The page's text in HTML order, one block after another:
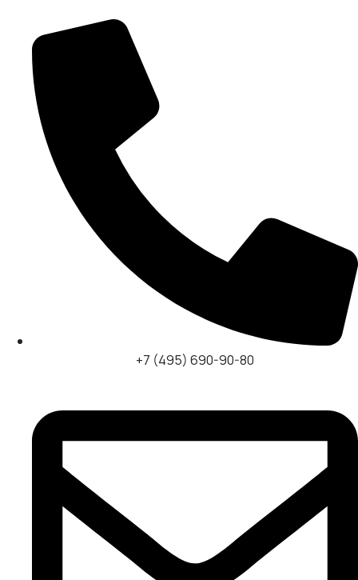
+7 (495) 690-90-80